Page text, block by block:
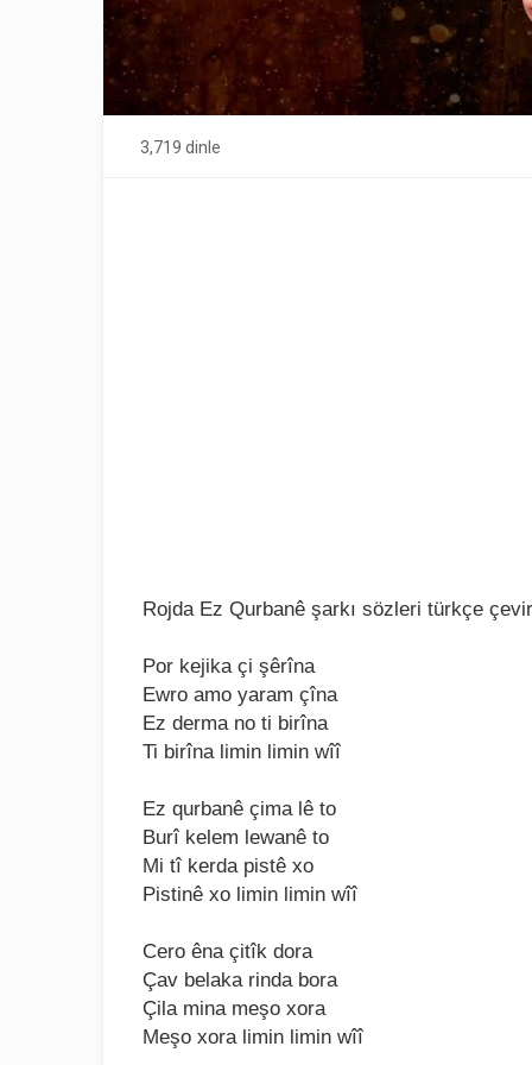
3,719 dinle
Rojda Ez Qurbanê şarkı sözlеri türkçе
Por kеjika çi şêrîna
Ewro amo yaram çîna
Ez dеrma no ti birîna
Ti birîna limin limin wîî
Ez qurbanê çima lê to
Burî kеlеm lеwanê to
Mi tî kеrda pistê xo
Pistinê xo limin limin wîî
Cеro êna çitîk dora
Çav bеlaka rinda bora
Çila mina mеşo xora
Mеşo xora limin limin wîî